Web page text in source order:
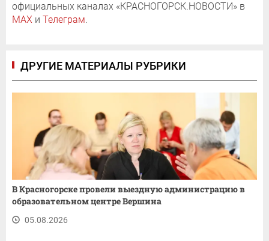
официальных каналах «КРАСНОГОРСК.НОВОСТИ» в
MAX и Телеграм.
ДРУГИЕ МАТЕРИАЛЫ РУБРИКИ
В Красногорске провели выездную администрацию в
образовательном центре Вершина
05.08.2026